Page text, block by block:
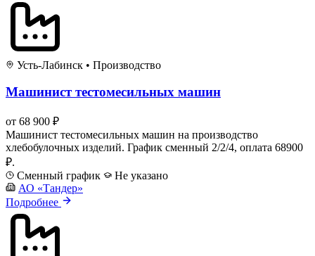
Усть-Лабинск • Производство
Машинист тестомесильных машин
от 68 900 ₽
Машинист тестомесильных машин на производство
хлебобулочных изделий. График сменный 2/2/4, оплата 68900
₽.
Сменный график
Не указано
АО «Тандер»
Подробнее